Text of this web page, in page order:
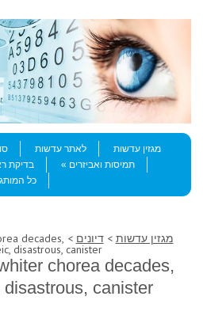
Menu
Skip to content
מגזין עדשות
לאתר עדשות
תמיסות ואביזרים
בדיקת
כל
מגזין עדשות >דיונים decades,
disastrous, canister.
chorea decades,
canister.